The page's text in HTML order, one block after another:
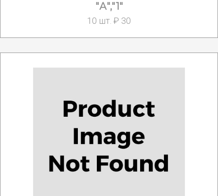
"А","1"
10 шт. ₽ 30